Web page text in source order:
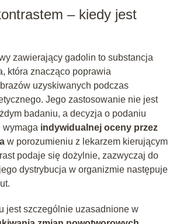
– kiedy jest
zawierający gadolin to substancja
która znacząco poprawia
uzyskiwanych podczas
Jego zastosowanie nie jest
badaniu, a decyzja o podaniu
wymaga indywidualnej oceny przez
w porozumieniu z lekarzem kierującym
podaje się dożylnie, zazwyczaj do
jego dystrybucja w organizmie następuje
jest szczególnie uzasadnione w